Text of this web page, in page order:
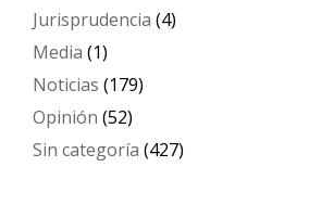
Jurisprudencia (4)
Media (1)
Noticias (179)
Opinión (52)
Sin categoría (427)